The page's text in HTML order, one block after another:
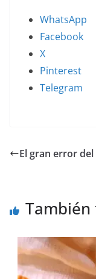
WhatsApp
Facebook
X
Pinterest
Telegram
El gran error